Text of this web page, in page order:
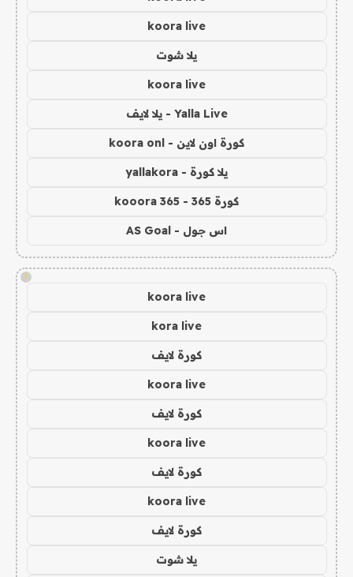
koora live
يلا شوت
koora live
Yalla Live - يلا لايف
كورة اون لاين - koora onl
يلا كورة - yallakora
كورة 365 - kooora 365
اس جول - AS Goal
!
koora live
kora live
كورة لايف
koora live
كورة لايف
koora live
كورة لايف
koora live
كورة لايف
يلا شوت